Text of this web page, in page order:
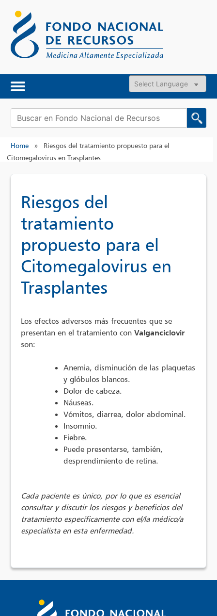
content
Powered by
Buscar:
Home »
Riesgos del tratamiento propuesto para el
Citomegalovirus en Trasplantes
Riesgos del
tratamiento
propuesto para el
Citomegalovirus en
Trasplantes
Los efectos adversos más frecuentes que se
presentan en el tratamiento conValganciclovir
son:
Anemia, disminución de las plaquetas
y glóbulos blancos.
Dolor de cabeza.
Náuseas.
Vómitos, diarrea, dolor abdominal.
Insomnio.
Fiebre.
Puede presentarse, también,
desprendimiento de retina.
Cada paciente es único, por lo que es esencial
consultar y discutir los riesgos y beneficios del
tratamiento específicamente con el/la médico/a
especialista en esta enfermedad.